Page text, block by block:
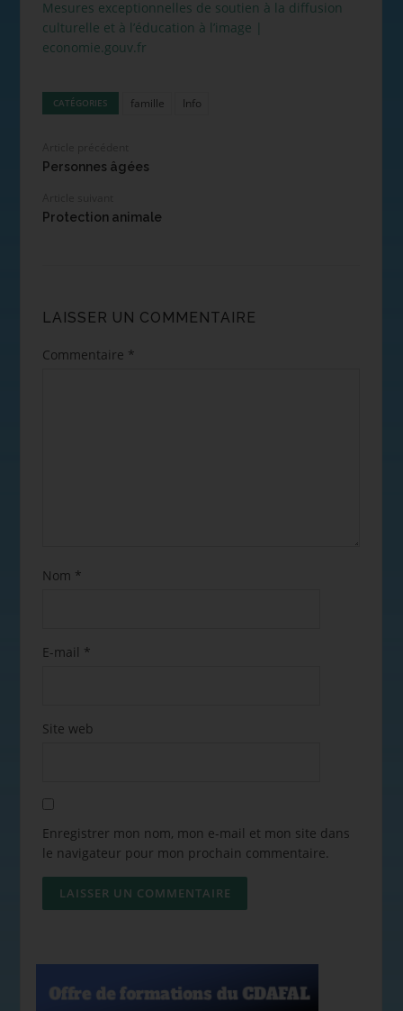
Mesures exceptionnelles de soutien à la diffusion
culturelle et à l’éducation à l’image |
economie.gouv.fr
CATÉGORIES famille Info
Personnes âgées
Protection animale
LAISSER UN COMMENTAIRE
Commentaire *
Nom *
E-mail *
Site web
Enregistrer mon nom, mon e-mail et mon site dans
le navigateur pour mon prochain commentaire.